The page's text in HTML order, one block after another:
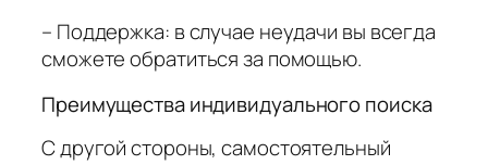
– Поддержка: в случае неудачи вы всегда
сможете обратиться за помощью.
Преимущества индивидуального поиска
С другой стороны, самостоятельный